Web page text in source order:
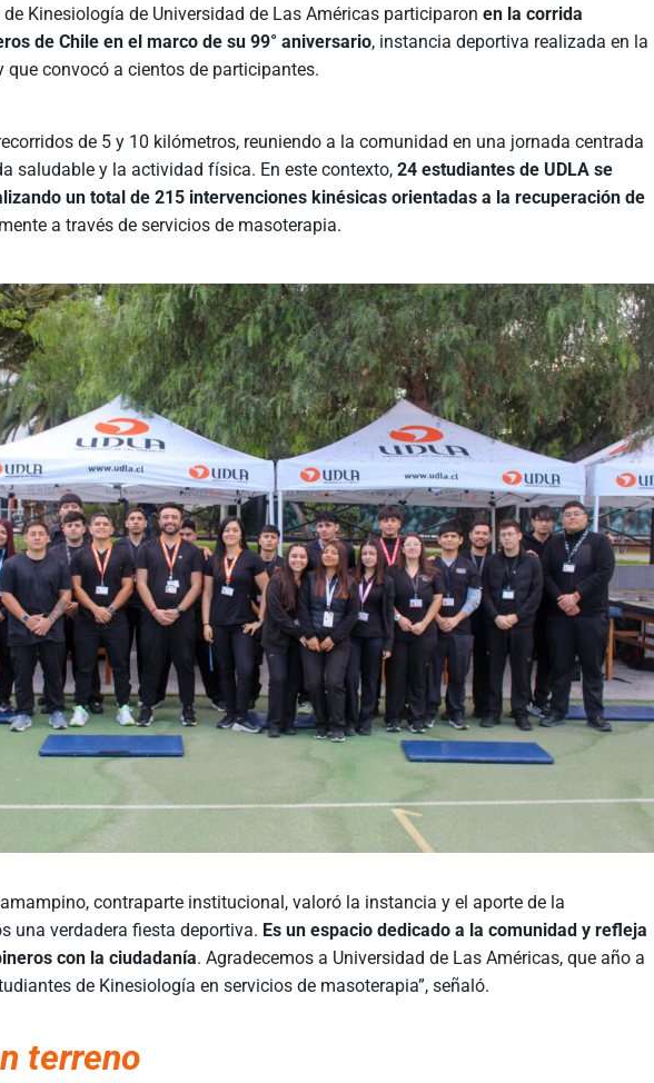
Kinesiología de Universidad de Las Américas participaron en la corrida
de Chile en el marco de su 99° aniversario, instancia deportiva realizada en la
que convocó a cientos de participantes.
de 5 y 10 kilómetros, reuniendo a la comunidad en una jornada centrada
saludable y la actividad física. En este contexto,24 estudiantes de UDLA se
un total de 215 intervenciones kinésicas orientadas a la recuperación de
a través de servicios de masoterapia.
contraparte institucional, valoró la instancia y el aporte de la
una verdadera fiesta deportiva. Es un espacio dedicado a la comunidad y refleja
con la ciudadanía. Agradecemos a Universidad de Las Américas, que año a
de Kinesiología en servicios de masoterapia”, señaló.
terreno